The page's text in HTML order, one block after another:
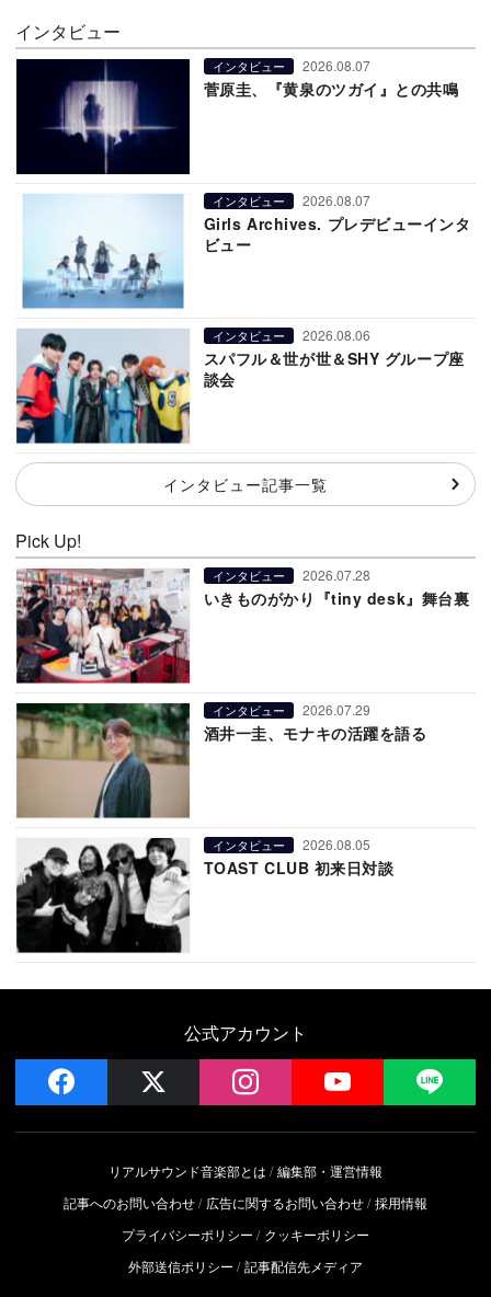
インタビュー
インタビュー 2026.08.07
菅原圭、『黄泉のツガイ』との共鳴
インタビュー 2026.08.07
Girls Archives. プレデビューインタ
ビュー
インタビュー 2026.08.06
スパフル＆世が世＆SHY グループ座
談会
インタビュー記事一覧
Pick Up!
インタビュー 2026.07.28
いきものがかり『tiny desk』舞台裏
インタビュー 2026.07.29
酒井一圭、モナキの活躍を語る
インタビュー 2026.08.05
TOAST CLUB 初来日対談
公式アカウント
facebook instagram YouTube
リアルサウンド音楽部とは
編集部・運営情報
記事へのお問い合わせ
広告に関するお問い合わせ 採用情報
プライバシーポリシー
クッキーポリシー
外部送信ポリシー
記事配信先メディア